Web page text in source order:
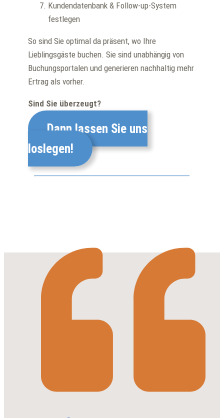
Kundendatenbank & Follow-up-System
festlegen
So sind Sie optimal da präsent, wo Ihre
Lieblingsgäste buchen. Sie sind unabhängig von
Buchungsportalen und generieren nachhaltig mehr
Ertrag als vorher.
Sind Sie überzeugt?
Dann lassen Sie uns
loslegen!